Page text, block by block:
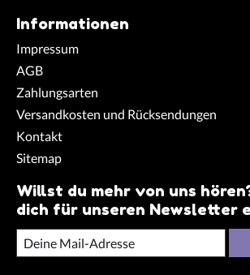
Informationen
Impressum
AGB
Zahlungsarten
Versandkosten und Rücksendungen
Kontakt
Sitemap
Willst du mehr von uns
dich für unseren Newsletter